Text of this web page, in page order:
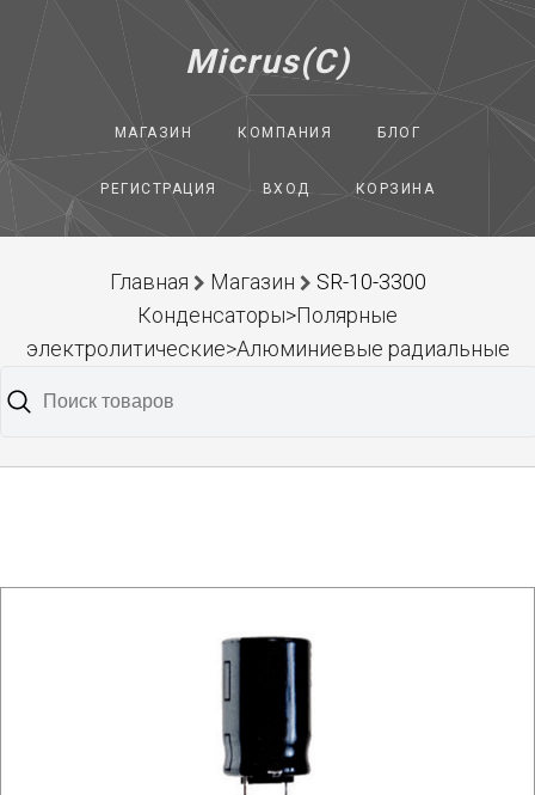
Micrus(C)
МАГАЗИН КОМПАНИЯ БЛОГ
РЕГИСТРАЦИЯ ВХОД КОРЗИНА
Главная Магазин
SR-10-3300
Конденсаторы>Полярные
электролитические>Алюминиевые радиальные